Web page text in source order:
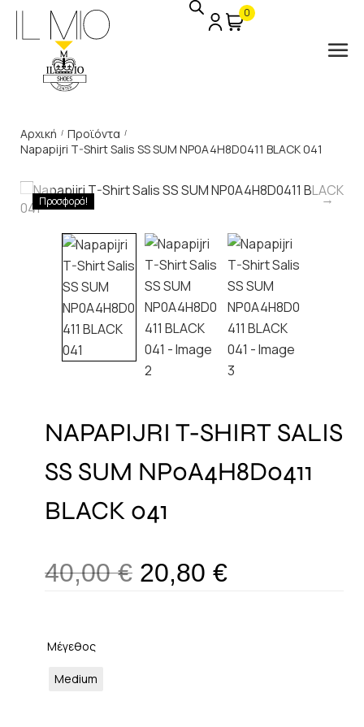
0
Αρχική / Προϊόντα /
Napapijri T-Shirt Salis SS SUM NP0A4H8D0411 BLACK 041
Προσφορά!
NAPAPIJRI T-SHIRT SALIS
SS SUM NP0A4H8D0411
BLACK 041
40,00€ 20,80 €
Μέγεθος
Medium